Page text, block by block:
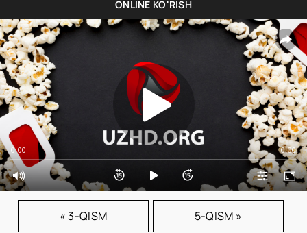
ONLINE KO'RISH
0:00 0:00
« 3-QISM 5-QISM »